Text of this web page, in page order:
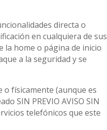
directa o
en cualquiera de sus
la home o página de inicio
a la seguridad y se
físicamente (aunque es
SIN PREVIO AVISO SIN
telefónicos que este